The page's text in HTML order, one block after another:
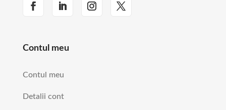
Contul meu
Contul meu
Detalii cont